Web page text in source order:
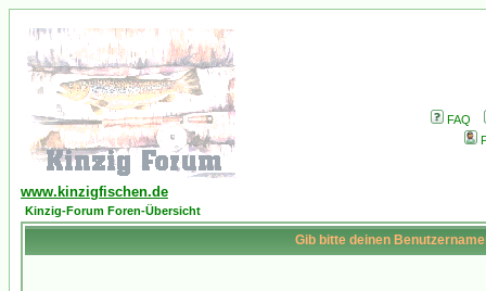
FAQ
www.kinzigfischen.de
Kinzig-Forum Foren-Übersicht
Gib bitte deinen